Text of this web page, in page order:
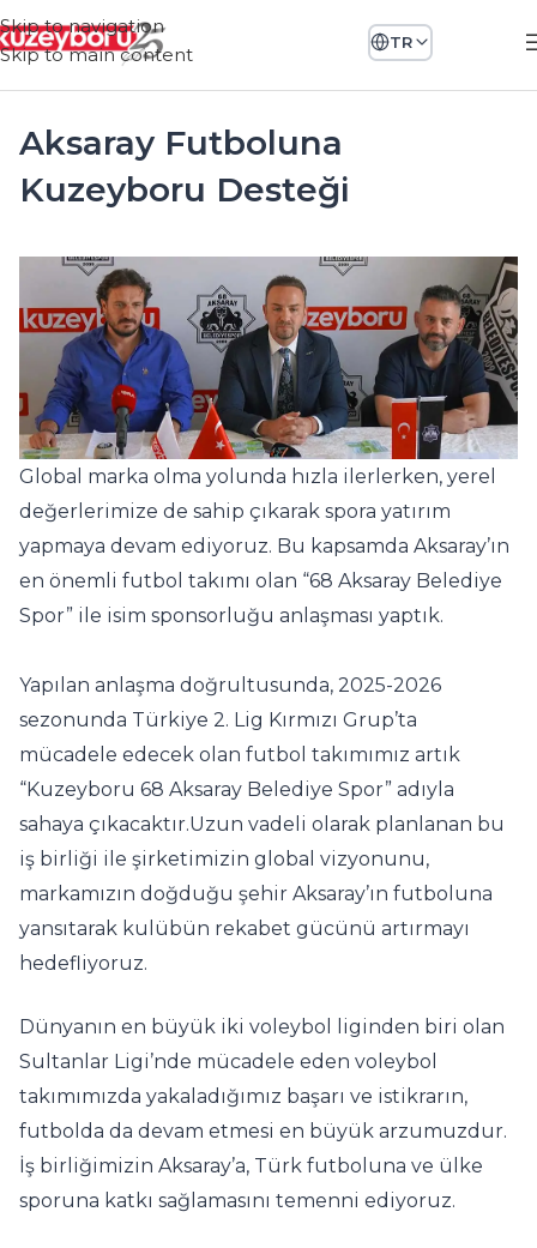
Skip to navigation
Skip to main content
TR
Aksaray Futboluna
Kuzeyboru Desteği
Global marka olma yolunda hızla ilerlerken, yerel
değerlerimize de sahip çıkarak spora yatırım
yapmaya devam ediyoruz. Bu kapsamda Aksaray’ın
en önemli futbol takımı olan “68 Aksaray Belediye
Spor” ile isim sponsorluğu anlaşması yaptık.
Yapılan anlaşma doğrultusunda, 2025-2026
sezonunda Türkiye 2. Lig Kırmızı Grup’ta
mücadele edecek olan futbol takımımız artık
“Kuzeyboru 68 Aksaray Belediye Spor” adıyla
sahaya çıkacaktır.Uzun vadeli olarak planlanan bu
iş birliği ile şirketimizin global vizyonunu,
markamızın doğduğu şehir Aksaray’ın futboluna
yansıtarak kulübün rekabet gücünü artırmayı
hedefliyoruz.
Dünyanın en büyük iki voleybol liginden biri olan
Sultanlar Ligi’nde mücadele eden voleybol
takımımızda yakaladığımız başarı ve istikrarın,
futbolda da devam etmesi en büyük arzumuzdur.
İş birliğimizin Aksaray’a, Türk futboluna ve ülke
sporuna katkı sağlamasını temenni ediyoruz.